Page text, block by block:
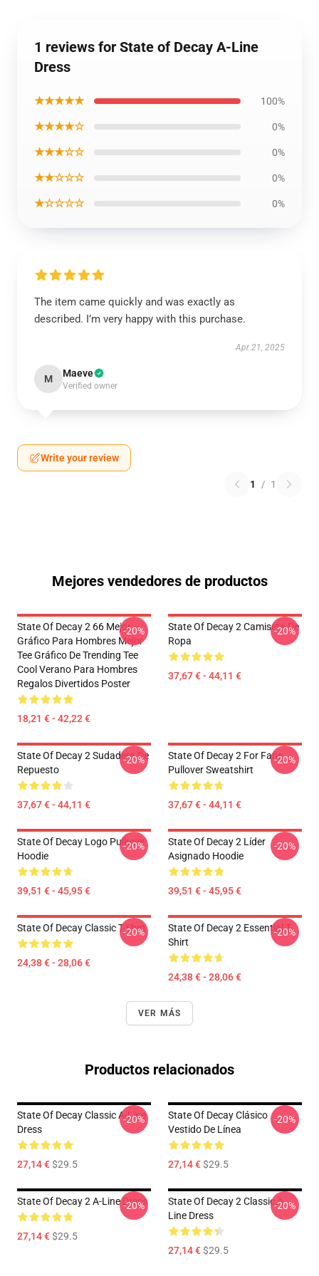
1 reviews for State of Decay A-Line
Dress
★★★★★ 100%
★★★★☆ 0%
★★★☆☆ 0%
★★☆☆☆ 0%
★☆☆☆☆ 0%
The item came quickly and was exactly as
described. I’m very happy with this purchase.
Apr 21, 2025
M Maeve
Verified owner
Write your review
1 / 1
Mejores vendedores de productos
State Of Decay 2 66 Mejor
Gráfico Para Hombres Mejor
Tee Gráfico De Trending Tee
Cool Verano Para Hombres
Regalos Divertidos Poster
18,21 € - 42,22 €
-20%
State Of Decay 2 Camiseta De
Ropa
37,67 € - 44,11 €
-20%
State Of Decay 2 Sudadera De
Repuesto
37,67 € - 44,11 €
-20%
State Of Decay 2 For Fans
Pullover Sweatshirt
37,67 € - 44,11 €
-20%
State Of Decay Logo Pullover
Hoodie
39,51 € - 45,95 €
-20%
State Of Decay 2 Líder
Asignado Hoodie
39,51 € - 45,95 €
-20%
State Of Decay Classic T-Shirt
24,38 € - 28,06 €
-20%
State Of Decay 2 Essential T-
Shirt
24,38 € - 28,06 €
-20%
VER MÁS
Productos relacionados
State Of Decay Classic A-Line
Dress
27,14 €$29.5
-20%
State Of Decay Clásico
Vestido De Línea
27,14 €$29.5
-20%
State Of Decay 2 A-Line Dress
27,14 €$29.5
-20%
State Of Decay 2 Classic A-
Line Dress
27,14 €$29.5
-20%